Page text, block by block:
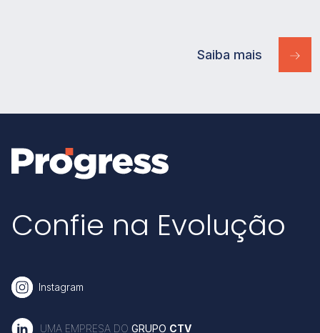
Saiba mais
Confie na Evolução
Instagram
UMA EMPRESA DO GRUPO CTV